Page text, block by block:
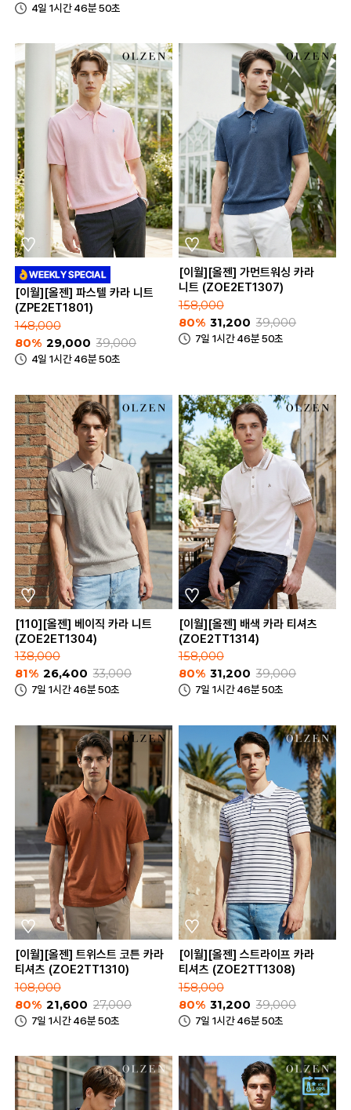
4일 1시간 46분 50초
[이월][올젠] 파스텔 카라 니트
(ZPE2ET1801)
148,000
80% 29,000 39,000
4일 1시간 46분 50초
[이월][올젠] 가먼트워싱 카라
니트 (ZOE2ET1307)
158,000
80% 31,200 39,000
7일 1시간 46분 50초
[110][올젠] 베이직 카라 니트
(ZOE2ET1304)
138,000
81% 26,400 33,000
7일 1시간 46분 50초
[이월][올젠] 배색 카라 티셔츠
(ZOE2TT1314)
158,000
80% 31,200 39,000
7일 1시간 46분 50초
[이월][올젠] 트위스트 코튼 카라
티셔츠 (ZOE2TT1310)
108,000
80% 21,600 27,000
7일 1시간 46분 50초
[이월][올젠] 스트라이프 카라
티셔츠 (ZOE2TT1308)
158,000
80% 31,200 39,000
7일 1시간 46분 50초